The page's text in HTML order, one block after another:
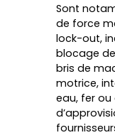
Sont
de force
lock-out,
blocage
bris de
motrice,
eau, fer ou